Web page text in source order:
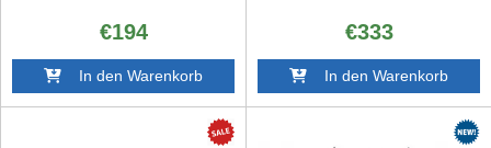
€194
In den Warenkorb
€333
In den Warenkorb